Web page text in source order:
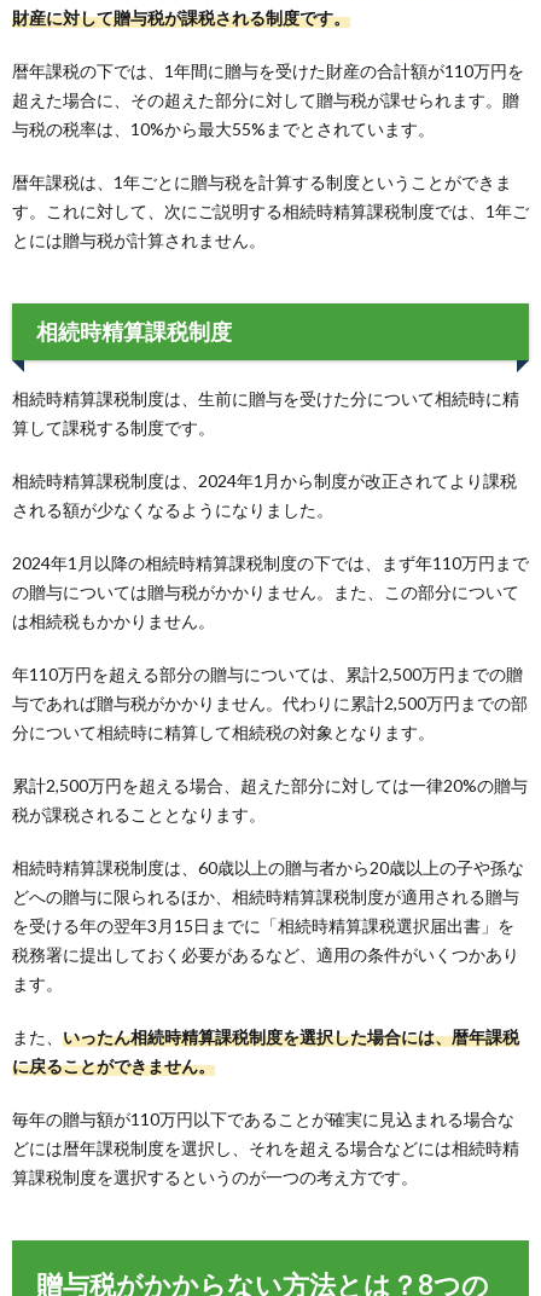
財産に対して贈与税が課税される制度です。
暦年課税の下では、1年間に贈与を受けた財産の合計額が110万円を
超えた場合に、その超えた部分に対して贈与税が課せられます。贈
与税の税率は、10%から最大55%までとされています。
暦年課税は、1年ごとに贈与税を計算する制度ということができま
す。これに対して、次にご説明する相続時精算課税制度では、1年ご
とには贈与税が計算されません。
相続時精算課税制度
相続時精算課税制度は、生前に贈与を受けた分について相続時に精
算して課税する制度です。
相続時精算課税制度は、2024年1月から制度が改正されてより課税
される額が少なくなるようになりました。
2024年1月以降の相続時精算課税制度の下では、まず年110万円まで
の贈与については贈与税がかかりません。また、この部分について
は相続税もかかりません。
年110万円を超える部分の贈与については、累計2,500万円までの贈
与であれば贈与税がかかりません。代わりに累計2,500万円までの部
分について相続時に精算して相続税の対象となります。
累計2,500万円を超える場合、超えた部分に対しては一律20%の贈与
税が課税されることとなります。
相続時精算課税制度は、60歳以上の贈与者から20歳以上の子や孫な
どへの贈与に限られるほか、相続時精算課税制度が適用される贈与
を受ける年の翌年3月15日までに「相続時精算課税選択届出書」を
税務署に提出しておく必要があるなど、適用の条件がいくつかあり
ます。
また、 いったん相続時精算課税制度を選択した場合には、暦年課税
に戻ることができません。
毎年の贈与額が110万円以下であることが確実に見込まれる場合な
どには暦年課税制度を選択し、それを超える場合などには相続時精
算課税制度を選択するというのが一つの考え方です。
贈与税がかからない方法とは？8つの